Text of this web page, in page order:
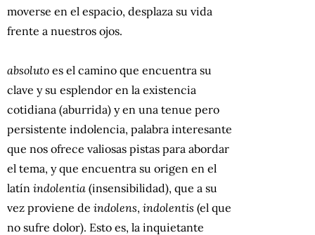
moverse en el espacio, desplaza su vida
frente a nuestros ojos.
absoluto es el camino que encuentra su
clave y su esplendor en la existencia
cotidiana (aburrida) y en una tenue pero
persistente indolencia, palabra interesante
que nos ofrece valiosas pistas para abordar
el tema, y que encuentra su origen en el
latín indolentia (insensibilidad), que a su
vez proviene de indolens, indolentis (el que
no sufre dolor). Esto es, la inquietante